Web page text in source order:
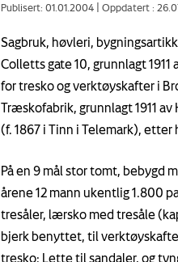
Publisert: 01.01.2004 Oppdatert :
Sagbruk, høvleri,
Colletts gate 10, grunnlagt
for tresko og verktøyskafter i
Træskofabrik, grunnlagt 1911 av
(f. 1867 i Tinn i Telemark),
På en 9 mål stor tomt, bebygd
årene 12 mann ukentlig 1.800
tresåler, lærsko med tresåle
bjerk benyttet, til
tresko: Lette til sandaler, og